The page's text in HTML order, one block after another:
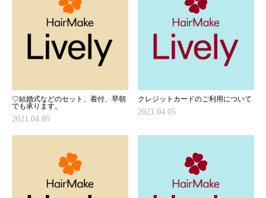
♡結婚式などのセット、着付、早朝
でも承ります。
2021.04.05
クレジットカードのご利用について
2021.04.05